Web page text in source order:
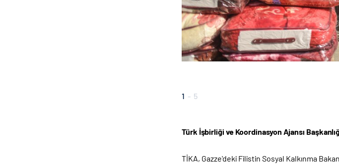
1 - 5
Türk İşbirliği ve Koordinasyon Ajansı
TİKA, Gazze'deki Filistin Sosyal Kalkınma